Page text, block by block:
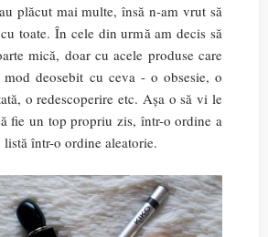
plăcut mai multe, însă n-am vrut să
toate. În cele din urmă am decis să
mică, doar cu acele produse care
deosebit cu ceva - o obsesie, o
o redescoperire etc. Așa o să vi le
fie un top propriu zis, într-o ordine a
într-o ordine aleatorie.